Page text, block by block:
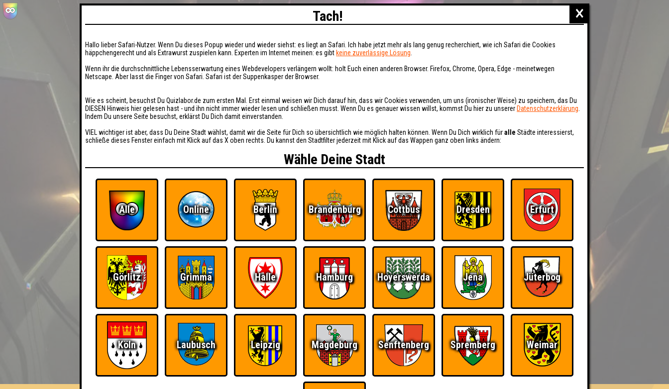
HIGHSCORE RESERVIERUNG BUCHEN FAQ ÜBER UNS
×
Tach!
Hallo lieber Safari-Nutzer. Wenn Du dieses Popup wieder und wieder siehst: es liegt an Safari. Ich habe jetzt mehr als lang genug recherchiert, wie ich Safari die Cookies
häppchengerecht und als Extrawurst zuspielen kann. Experten im Internet meinen: es gibt keine zuverlässige Lösung
Wenn ihr die durchschnittliche Lebensserwartung eines Webdevelopers verlängern wollt: holt Euch einen anderen Browser. Firefox, Chrome, Opera, Edge - meinetwegen
Netscape. Aber lasst die Finger von Safari. Safari ist der Suppenkasper der Browser.
Wie es scheint, besuchst Du Quizlabor.de zum ersten Mal. Erst einmal weisen wir Dich darauf hin, dass wir Cookies verwenden, um uns (ironischer Weise) zu speichern, das Du
DIESEN Hinweis hier gelesen hast - und ihn nicht immer wieder lesen und schließen musst. Wenn Du es genauer wissen willst, kommst Du hier zu unserer Datenschutzerklärung
Indem Du unsere Seite besuchst, erklärst Du Dich damit einverstanden.
VIEL wichtiger ist aber, dass Du Deine Stadt wählst, damit wir die Seite für Dich so übersichtlich wie möglich halten können. Wenn Du Dich wirklich füralle Städte interessierst,
schließe dieses Fenster einfach mit Klick auf das X oben rechts. Du kannst den Stadtfilter jederzeit mit Klick auf das Wappen ganz oben links ändern:
Wähle Deine Stadt
Alle Online Berlin Brandenburg Cottbus Dresden Erfurt
Görlitz Grimma Halle Hamburg Hoyerswerda Jena Jüterbog
Köln Laubusch Leipzig Magdeburg Senftenberg Spremberg Weimar